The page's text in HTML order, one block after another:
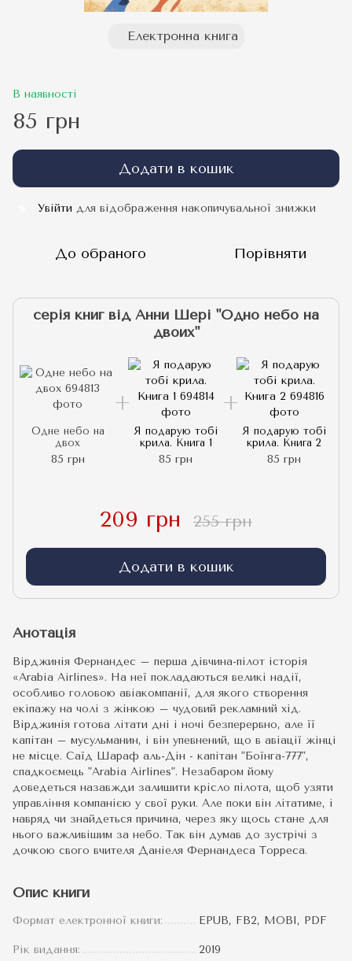
Електронна книга
В наявності
85 грн
Додати в кошик
Увійти для відображення накопичувальної знижки
До обраного Порівняти
серія книг від Анни Шері "Одно небо на
двоих"
Одне небо на
двох
85 грн
Я подарую тобі
крила. Книга 1
85 грн
Я подарую тобі
крила. Книга 2
85 грн
209 грн 255 грн
Додати в кошик
Анотація
Вірджинія Фернандес – перша дівчина-пілот історія
«Arabia Airlines». На неї покладаються великі надії,
особливо головою авіакомпанії, для якого створення
екіпажу на чолі з жінкою – чудовий рекламний хід.
Вірджинія готова літати дні і ночі безперервно, але її
капітан – мусульманин, і він упевнений, що в авіації жінці
не місце. Саїд Шараф аль-Дін - капітан "Боїнга-777",
спадкоємець "Аrabiа Airlines". Незабаром йому
доведеться назавжди залишити крісло пілота, щоб узяти
управління компанією у свої руки. Але поки він літатиме, і
навряд чи знайдеться причина, через яку щось стане для
нього важливішим за небо. Так він думав до зустрічі з
дочкою свого вчителя Даніеля Фернандеса Торреса.
Опис книги
Формат електронної книги: EPUB, FB2, MOBI, PDF
Рік видання: 2019